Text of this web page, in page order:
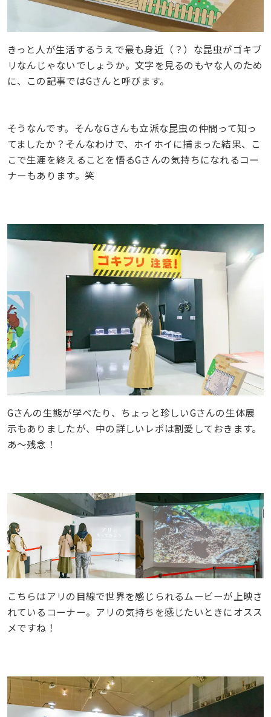
きっと人が生活するうえで最も身近（？）な昆虫がゴキブ
リなんじゃないでしょうか。文字を見るのもヤな人のため
に、この記事ではGさんと呼びます。
そうなんです。そんなGさんも立派な昆虫の仲間って知っ
てましたか？そんなわけで、ホイホイに捕まった結果、こ
こで生涯を終えることを悟るGさんの気持ちになれるコー
ナーもあります。笑
Gさんの生態が学べたり、ちょっと珍しいGさんの生体展
示もありましたが、中の詳しいレポは割愛しておきます。
あ〜残念！
こちらはアリの目線で世界を感じられるムービーが上映さ
れているコーナー。アリの気持ちを感じたいときにオスス
メですね！